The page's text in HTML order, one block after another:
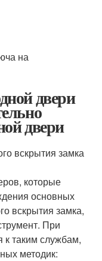
двери
двери
вскрытия замка
которые
основных
вскрытия замка,
При
к таким службам,
методик: